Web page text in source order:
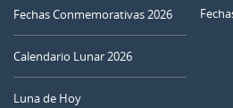
Fechas Conmemorativas 2026
Calendario Lunar 2026
Luna de Hoy